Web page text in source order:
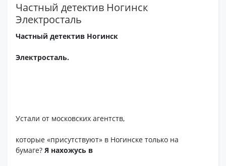
Частный детектив Ногинск
Электросталь
Частный детектив Ногинск
Электросталь.
Устали от московских агентств,
которые «присутствуют» в Ногинске только на
бумаге?Я нахожусь в